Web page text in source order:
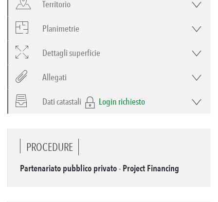
Territorio
Planimetrie
Dettagli superficie
Allegati
Dati catastali Login richiesto
PROCEDURE
Partenariato pubblico privato - Project Financing